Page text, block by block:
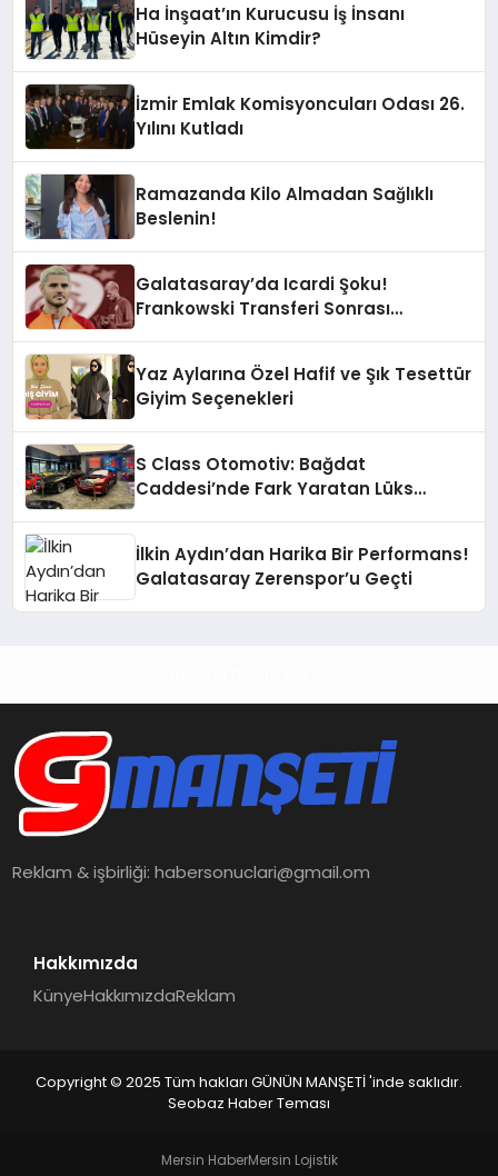
Ha İnşaat’ın Kurucusu İş İnsanı
Hüseyin Altın Kimdir?
İzmir Emlak Komisyoncuları Odası 26.
Yılını Kutladı
Ramazanda Kilo Almadan Sağlıklı
Beslenin!
Galatasaray’da Icardi Şoku!
Frankowski Transferi Sonrası
Yaz Aylarına Özel Hafif ve Şık Tesettür
Giyim Seçenekleri
S Class Otomotiv: Bağdat
Caddesi’nde Fark Yaratan Lüks
İlkin Aydın’dan Harika Bir Performans!
Galatasaray Zerenspor’u Geçti
Reklam & işbirliği:habersonuclari@gmail.om
Hakkımızda
KünyeHakkımızdaReklam
Copyright © 2025 Tüm hakları GÜNÜN MANŞETİ 'inde saklıdır.
Seobaz Haber Teması
Mersin HaberMersin Lojistik